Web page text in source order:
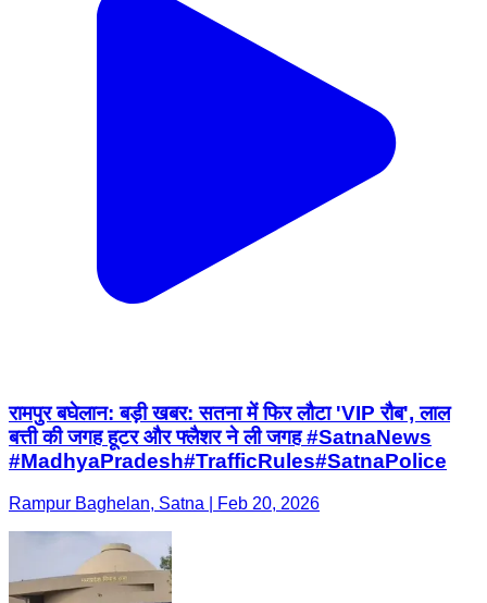
रामपुर बघेलान: ​बड़ी खबर: सतना में फिर लौटा 'VIP रौब', लाल
बत्ती की जगह हूटर और फ्लैशर ने ली जगह ​#SatnaNews ​
#MadhyaPradesh ​#TrafficRules ​#SatnaPolice
Rampur Baghelan, Satna | Feb 20, 2026